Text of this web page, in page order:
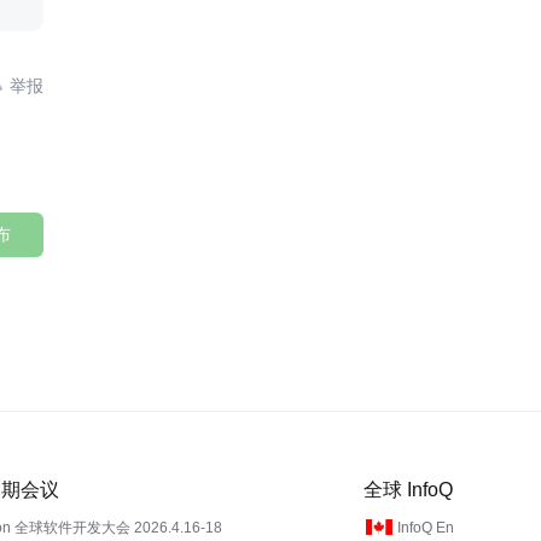
会议
全球软件开发大会 2026.4.16-18
全球 InfoQ
InfoQ En